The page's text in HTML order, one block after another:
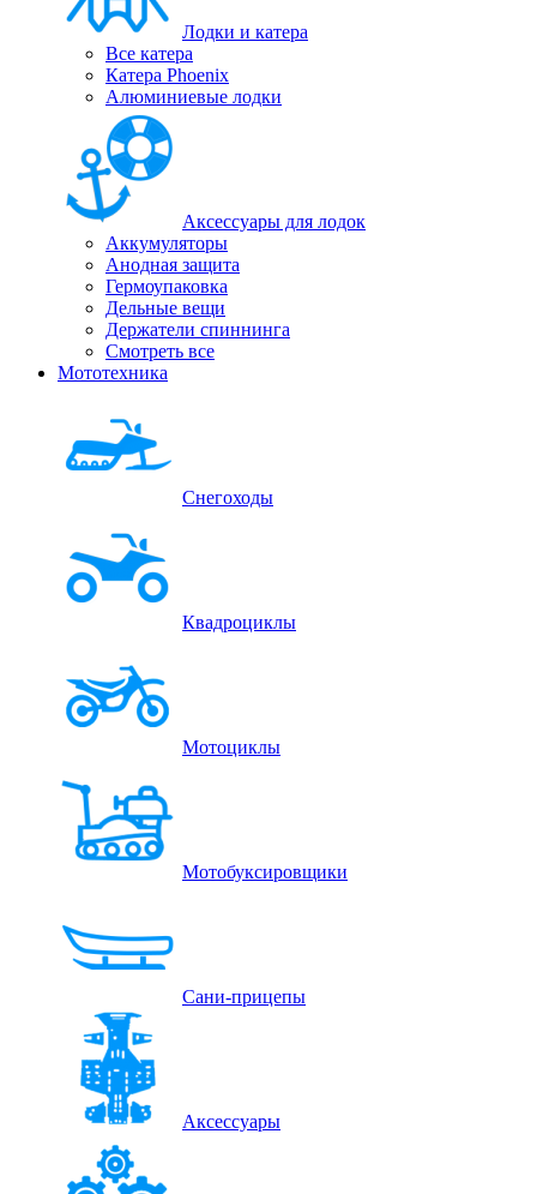
Лодки и катера
Все катера
Катера Phoenix
Алюминиевые лодки
Аксессуары для лодок
Аккумуляторы
Анодная защита
Гермоупаковка
Дельные вещи
Держатели спиннинга
Смотреть все
Мототехника
Снегоходы
Квадроциклы
Мотоциклы
Мотобуксировщики
Сани-прицепы
Аксессуары